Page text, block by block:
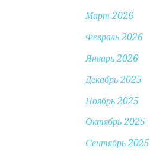
Март 2026
Февраль 2026
Январь 2026
Декабрь 2025
Ноябрь 2025
Октябрь 2025
Сентябрь 2025